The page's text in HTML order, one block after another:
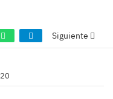
Siguiente